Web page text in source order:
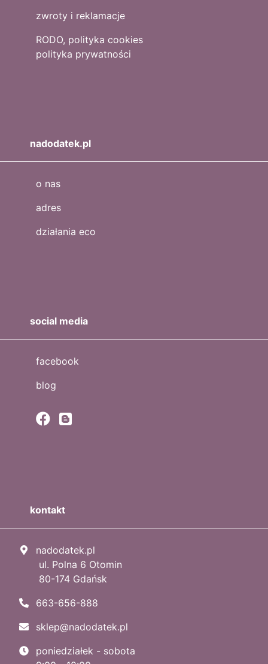
zwroty i reklamacje
RODO, polityka cookies
polityka prywatności
nadodatek.pl
o nas
adres
działania eco
social media
facebook
blog
kontakt
nadodatek.pl
ul. Polna 6 Otomin
80-174 Gdańsk
663-656-888
sklep@nadodatek.pl
poniedziałek - sobota